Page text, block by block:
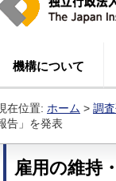
機構について
在位置: ホーム > 調
告」を発表
雇用の維持